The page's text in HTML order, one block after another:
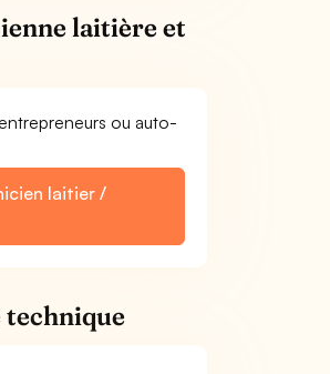
laitière et
ou auto-
laitier /
technique